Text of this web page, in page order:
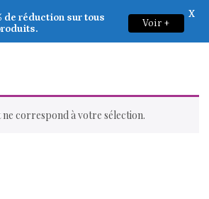
Tony Moly
correspond à votre sélection.
de réduction sur tous
Voir +
X